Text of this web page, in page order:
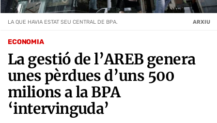
ECONOMIA
La gestió de l’AREB genera
unes pèrdues d’uns 500
milions a la BPA
‘intervinguda’
LA QUE HAVIA ESTAT SEU CENTRAL DE BPA. ARXIU